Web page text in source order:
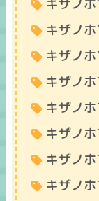
キザノ
キザノ
キザノ
キザノホ
キザノ
キザノ
キザノ
キザノ